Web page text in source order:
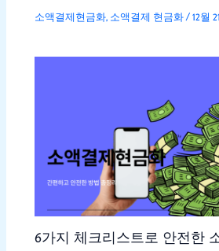
소액결제현금화, 소액결제 현금화/12월
6가지 체크리스트로 안전한